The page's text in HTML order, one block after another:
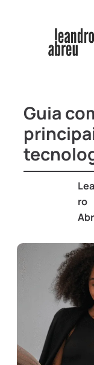
Guia
ro